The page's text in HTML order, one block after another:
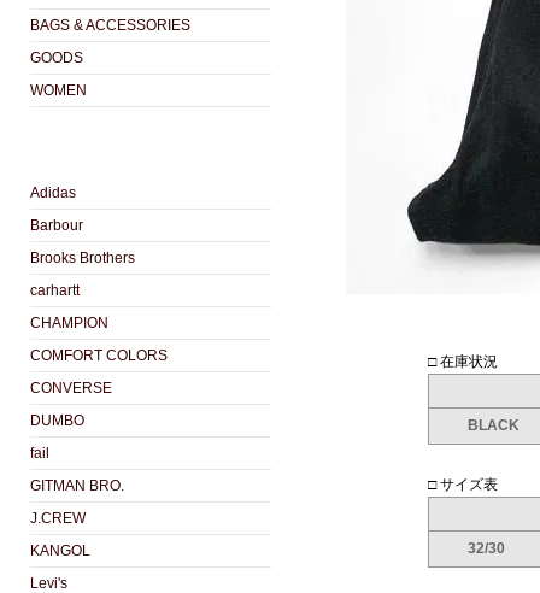
BAGS & ACCESSORIES
GOODS
WOMEN
Adidas
Barbour
Brooks Brothers
carhartt
CHAMPION
COMFORT COLORS
CONVERSE
DUMBO
fail
GITMAN BRO.
J.CREW
KANGOL
Levi's
□ 在庫状況
BLACK
□ サイズ表
32/30